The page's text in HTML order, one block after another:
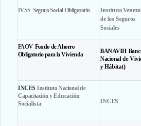
IVSS SeguroSocial Obligatorio Instituto
de los Seguros
Sociales
FAOV Fondo deAhorro
Obligatorio paralaVivienda
BANAVIH
Nacional de
y Hábitat)
INCES Instituto Nacionalde
Capacitación yEducación
Socialista
INCES